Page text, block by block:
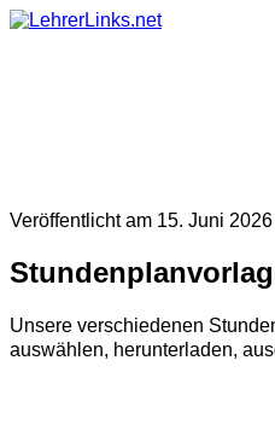
Skip
Veröffentlicht am 15. Juni
Unsere verschiedenen
auswählen, herunterladen,